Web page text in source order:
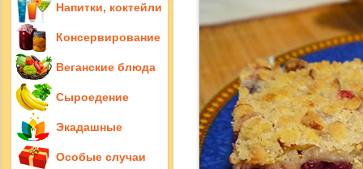
Напитки, коктейли
Консервирование
Веганские блюда
Сыроедение
Экадашные
Особые случаи